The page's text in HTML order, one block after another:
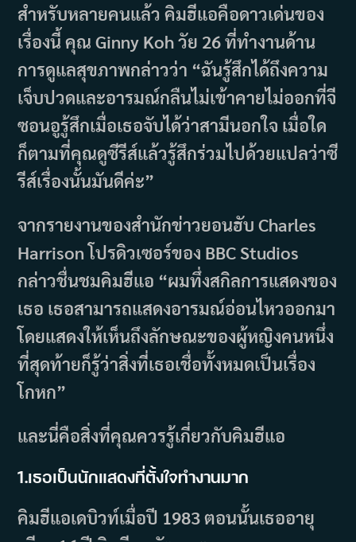
สำหรับหลายคนแล้ว คิมฮีแอคือดาวเด่นของ
เรื่องนี้ คุณ Ginny Koh วัย 26 ที่ทำงานด้าน
การดูแลสุขภาพกล่าวว่า “ฉันรู้สึกได้ถึงความ
เจ็บปวดและอารมณ์กลืนไม่เข้าคายไม่ออกที่จี
ซอนอูรู้สึกเมื่อเธอจับได้ว่าสามีนอกใจ เมื่อใด
ก็ตามที่คุณดูซีรีส์แล้วรู้สึกร่วมไปด้วยแปลว่าซี
รีส์เรื่องนั้นมันดีค่ะ”
จากรายงานของสำนักข่าวยอนฮับ Charles
Harrison โปรดิวเซอร์ของ BBC Studios
กล่าวชื่นชมคิมฮีแอ “ผมทึ่งสกิลการแสดงของ
เธอ เธอสามารถแสดงอารมณ์อ่อนไหวออกมา
โดยแสดงให้เห็นถึงลักษณะของผู้หญิงคนหนึ่ง
ที่สุดท้ายก็รู้ว่าสิ่งที่เธอเชื่อทั้งหมดเป็นเรื่อง
โกหก”
และนี่คือสิ่งที่คุณควรรู้เกี่ยวกับคิมฮีแอ
1.เธอเป็นนักแสดงที่ตั้งใจทำงานมาก
คิมฮีแอเดบิวท์เมื่อปี 1983 ตอนนั้นเธออายุ